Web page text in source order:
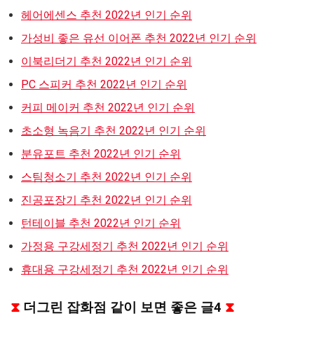
헤어에센스 추천 2022년 인기 순위
가성비 좋은 유선 이어폰 추천 2022년 인기 순위
이북리더기 추천 2022년 인기 순위
PC 스피커 추천 2022년 인기 순위
커피 메이커 추천 2022년 인기 순위
초소형 녹음기 추천 2022년 인기 순위
분유포트 추천 2022년 인기 순위
스팀청소기 추천 2022년 인기 순위
진공포장기 추천 2022년 인기 순위
턴테이블 추천 2022년 인기 순위
가정용 구강세정기 추천 2022년 인기 순위
휴대용 구강세정기 추천 2022년 인기 순위
⧗ 더그린 잡화점 같이 보면 좋은 글4 ⧗